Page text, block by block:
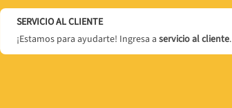
SERVICIO AL CLIENTE
¡Estamos para ayudarte! Ingresa a servicio al cliente.